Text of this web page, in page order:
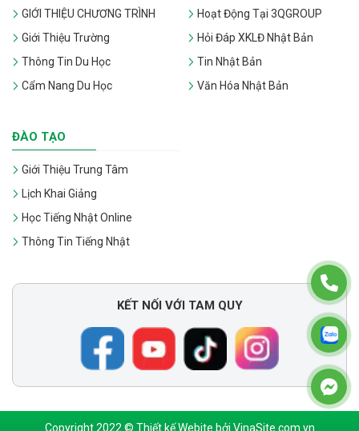
GIỚI THIỆU CHƯƠNG TRÌNH
Giới Thiệu Trường
Thông Tin Du Học
Cẩm Nang Du Học
Hoạt Động Tại 3QGROUP
Hỏi Đáp XKLĐ Nhật Bản
Tin Nhật Bản
Văn Hóa Nhật Bản
ĐÀO TẠO
Giới Thiệu Trung Tâm
Lịch Khai Giảng
Học Tiếng Nhật Online
Thông Tin Tiếng Nhật
KẾT NỐI VỚI TAM QUY
Copyright 2022 © Thiết kế Webite bởi VinaSite.com.vn